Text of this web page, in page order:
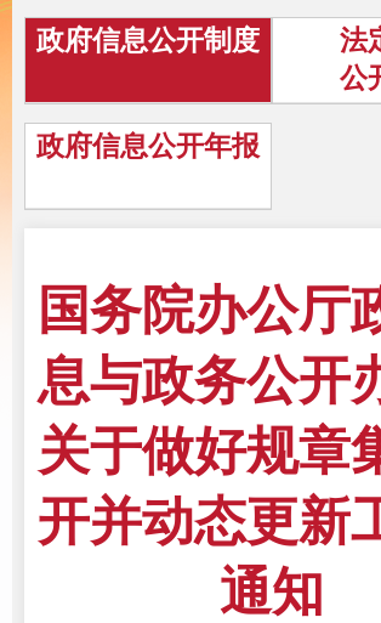
政府信息公开制度
法
公
政府信息公开年报
国务院办公厅
息与政务公开
关于做好规章
开并动态更新
通知